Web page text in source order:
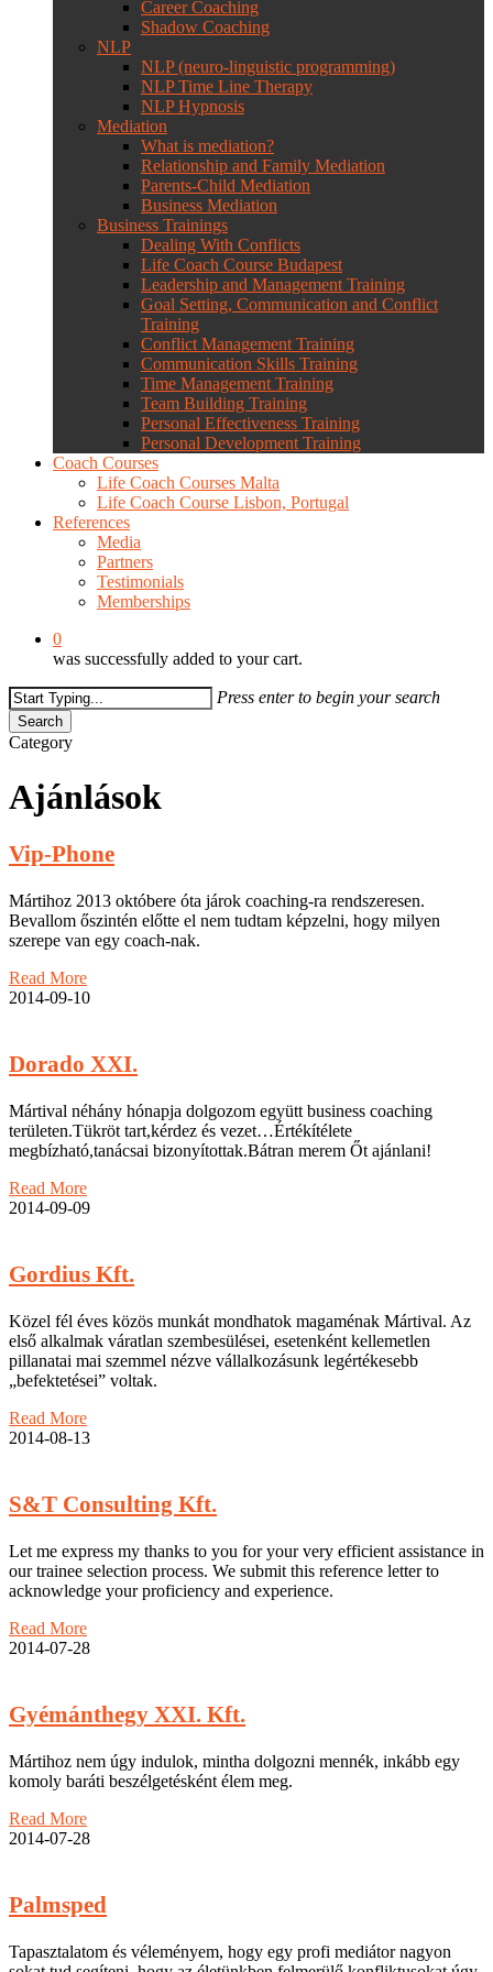
Career Coaching
Shadow Coaching
NLP
NLP (neuro-linguistic programming)
NLP Time Line Therapy
NLP Hypnosis
Mediation
What is mediation?
Relationship and Family Mediation
Parents-Child Mediation
Business Mediation
Business Trainings
Dealing With Conflicts
Life Coach Course Budapest
Leadership and Management Training
Goal Setting, Communication and Conflict
Training
Conflict Management Training
Communication Skills Training
Time Management Training
Team Building Training
Personal Effectiveness Training
Personal Development Training
Coach Courses
Life Coach Courses Malta
Life Coach Course Lisbon, Portugal
References
Media
Partners
Testimonials
Memberships
0
was successfully added to your cart.
Press enter to begin your search
Search
Close
Category
Ajánlások
Vip-Phone
Mártihoz 2013 októbere óta járok coaching-ra rendszeresen.
Bevallom őszintén előtte el nem tudtam képzelni, hogy milyen
szerepe van egy coach-nak.
Read More
2014-09-10
Dorado XXI.
Mártival néhány hónapja dolgozom együtt business coaching
területen.Tükröt tart,kérdez és vezet…Értékítélete
megbízható,tanácsai bizonyítottak.Bátran merem Őt ajánlani!
Read More
2014-09-09
Gordius Kft.
Közel fél éves közös munkát mondhatok magaménak Mártival. Az
első alkalmak váratlan szembesülései, esetenként kellemetlen
pillanatai mai szemmel nézve vállalkozásunk legértékesebb
„befektetései” voltak.
Read More
2014-08-13
S&T Consulting Kft.
Let me express my thanks to you for your very efficient assistance in
our trainee selection process. We submit this reference letter to
acknowledge your proficiency and experience.
Read More
2014-07-28
Gyémánthegy XXI. Kft.
Mártihoz nem úgy indulok, mintha dolgozni mennék, inkább egy
komoly baráti beszélgetésként élem meg.
Read More
2014-07-28
Palmsped
Tapasztalatom és véleményem, hogy egy profi mediátor nagyon